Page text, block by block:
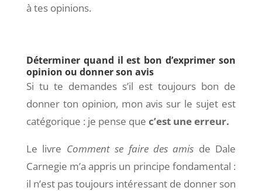
à tes opinions.
Déterminer quand il est bon d’exprimer son
opinion ou donner son avis
Si tu te demandes s’il est toujours bon de
donner ton opinion, mon avis sur le sujet est
catégorique : je pense que c’est une erreur.
Le livre Comment se faire des amis de Dale
Carnegie m’a appris un principe fondamental :
il n’est pas toujours intéressant de donner son